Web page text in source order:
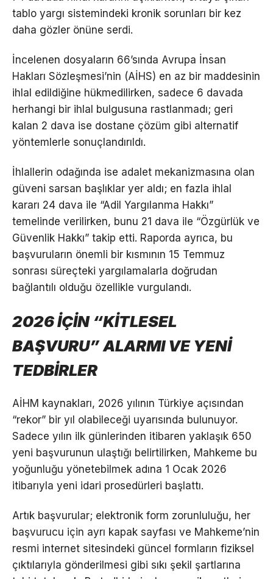
tablo yargı sistemindeki kronik sorunları bir kez
daha gözler önüne serdi.
İncelenen dosyaların 66’sında Avrupa İnsan
Hakları Sözleşmesi’nin (AİHS) en az bir maddesinin
ihlal edildiğine hükmedilirken, sadece 6 davada
herhangi bir ihlal bulgusuna rastlanmadı; geri
kalan 2 dava ise dostane çözüm gibi alternatif
yöntemlerle sonuçlandırıldı.
İhlallerin odağında ise adalet mekanizmasına olan
güveni sarsan başlıklar yer aldı; en fazla ihlal
kararı 24 dava ile “Adil Yargılanma Hakkı”
temelinde verilirken, bunu 21 dava ile “Özgürlük ve
Güvenlik Hakkı” takip etti. Raporda ayrıca, bu
başvuruların önemli bir kısmının 15 Temmuz
sonrası süreçteki yargılamalarla doğrudan
bağlantılı olduğu özellikle vurgulandı.
2026 İÇİN “KİTLESEL
BAŞVURU” ALARMI VE YENİ
TEDBİRLER
AİHM kaynakları, 2026 yılının Türkiye açısından
“rekor” bir yıl olabileceği uyarısında bulunuyor.
Sadece yılın ilk günlerinden itibaren yaklaşık 650
yeni başvurunun ulaştığı belirtilirken, Mahkeme bu
yoğunluğu yönetebilmek adına 1 Ocak 2026
itibarıyla yeni idari prosedürleri başlattı.
Artık başvurular; elektronik form zorunluluğu, her
başvurucu için ayrı kapak sayfası ve Mahkeme’nin
resmi internet sitesindeki güncel formların fiziksel
çıktılarıyla gönderilmesi gibi sıkı şekil şartlarına